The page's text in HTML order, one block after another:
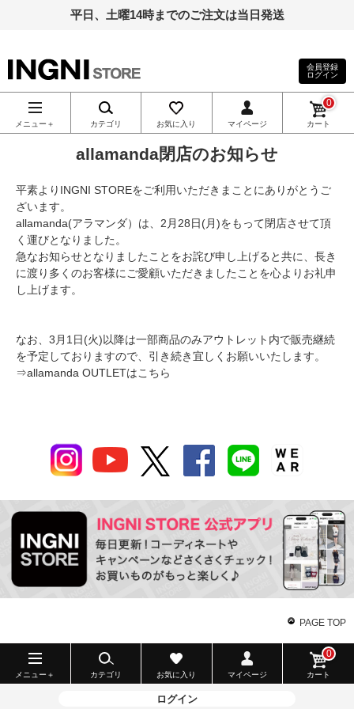
平日、土曜14時までのご注文は当日発送
INGNI（イン
グ）公式通
販｜INGNI
STORE
会員登録
ログイン
メニュー＋ カテゴリ お気に入り マイページ カート
0
allamanda閉店のお知らせ
平素よりINGNI STOREをご利用いただきまことにありがとうご
ざいます。
allamanda(アラマンダ）は、2月28日(月)をもって閉店させて頂
く運びとなりました。
急なお知らせとなりましたことをお詫び申し上げると共に、長き
に渡り多くのお客様にご愛顧いただきましたことを心よりお礼申
し上げます。
なお、3月1日(火)以降は一部商品のみアウトレット内で販売継続
を予定しておりますので、引き続き宜しくお願いいたします。
⇒allamanda OUTLETはこちら
PAGE TOP
メニュー＋ カテゴリ お気に入り マイページ カート
0
ログイン